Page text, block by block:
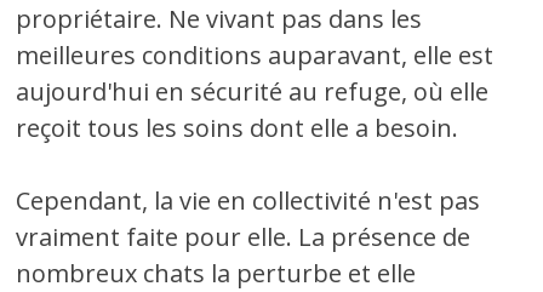
propriétaire. Ne vivant pas dans les
meilleures conditions auparavant, elle est
aujourd'hui en sécurité au refuge, où elle
reçoit tous les soins dont elle a besoin.
Cependant, la vie en collectivité n'est pas
vraiment faite pour elle. La présence de
nombreux chats la perturbe et elle